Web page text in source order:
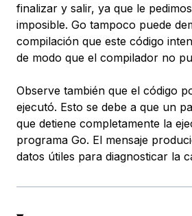
finalizar y salir, ya que le
imposible. Go tampoco puede
compilación que este código
de modo que el compilador no
Observe también que el código
ejecutó. Esto se debe a que un
que detiene completamente la
programa Go. El mensaje
datos útiles para diagnosticar la